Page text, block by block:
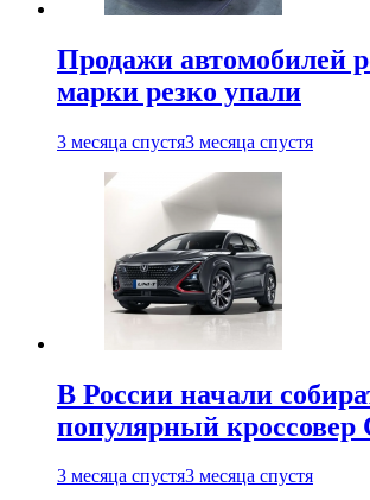
Продажи автомобилей
марки резко упали
3 месяца спустя3 месяца спустя
В России начали
популярный кроссовер
3 месяца спустя3 месяца спустя